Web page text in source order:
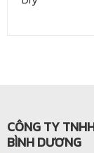
CÔNG TY
BÌNH DƯƠNG